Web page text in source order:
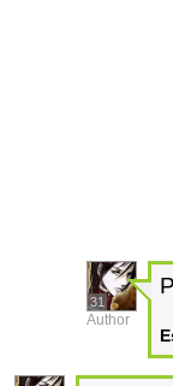
31
Author